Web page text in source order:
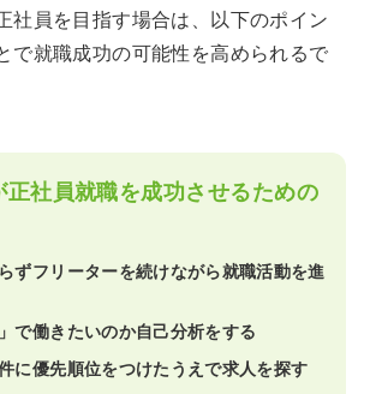
社員を目指す場合は、以下のポイン
で就職成功の可能性を高められるで
正社員就職を成功させるための
ずフリーターを続けながら就職活動を進
で働きたいのか自己分析をする
に優先順位をつけたうえで求人を探す